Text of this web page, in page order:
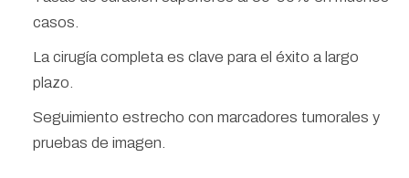
casos.
La cirugía completa es clave para el éxito a largo
plazo.
Seguimiento estrecho con marcadores tumorales y
pruebas de imagen.